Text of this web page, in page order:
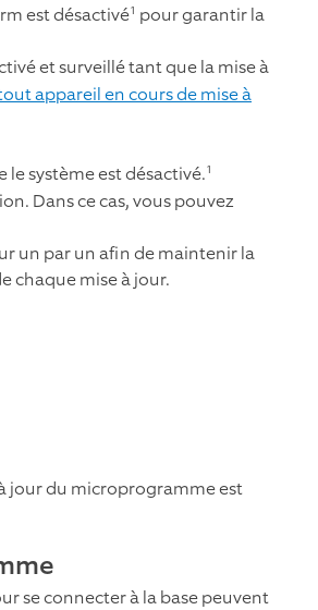
est désactivé1 pour garantir la
et surveillé tant que la mise à
appareil en cours de mise à
système est désactivé.1
Dans ce cas, vous pouvez
un par un afin de maintenir la
chaque mise à jour.
jour du microprogramme est
se connecter à la base peuvent